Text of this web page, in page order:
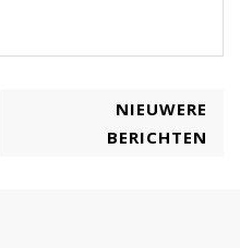
NIEUWERE
BERICHTEN